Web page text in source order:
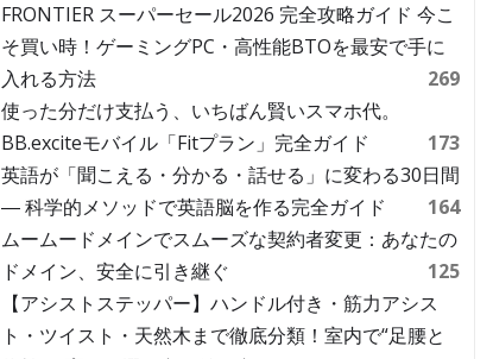
FRONTIER スーパーセール2026 完全攻略ガイド 今こ
そ買い時！ゲーミングPC・高性能BTOを最安で手に
入れる方法
269
使った分だけ支払う、いちばん賢いスマホ代。
BB.exciteモバイル「Fitプラン」完全ガイド
173
英語が「聞こえる・分かる・話せる」に変わる30日間
― 科学的メソッドで英語脳を作る完全ガイド
164
ムームードメインでスムーズな契約者変更：あなたの
ドメイン、安全に引き継ぐ
125
【アシストステッパー】ハンドル付き・筋力アシス
ト・ツイスト・天然木まで徹底分類！室内で“足腰と